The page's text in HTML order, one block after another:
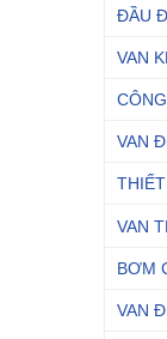
ĐẦU
VAN
VAN
VAN
BƠM
VAN